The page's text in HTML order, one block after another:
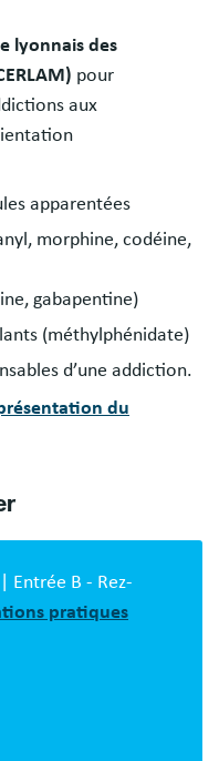
lyonnais des
pour
aux
apparentées
morphine, codéine,
gabapentine)
(méthylphénidate)
d’une addiction.
du
Entrée B - Rez-
pratiques